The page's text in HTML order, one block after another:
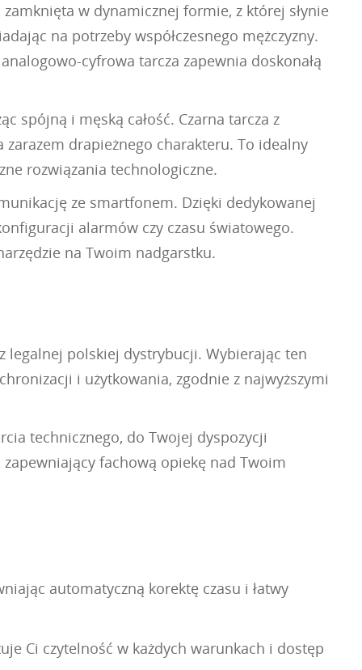
w dynamicznej formie, z której słynie
na potrzeby współczesnego mężczyzny.
cyfrowa tarcza zapewnia doskonałą
spójną i męską całość. Czarna tarcza z
drapieżnego charakteru. To idealny
rozwiązania technologiczne.
ze smartfonem. Dzięki dedykowanej
alarmów czy czasu światowego.
na Twoim nadgarstku.
legalnej polskiej dystrybucji. Wybierając ten
i użytkowania, zgodnie z najwyższymi
technicznego, do Twojej dyspozycji
fachową opiekę nad Twoim
automatyczną korektę czasu i łatwy
Ci czytelność w każdych warunkach i dostęp